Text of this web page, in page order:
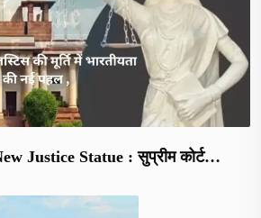
Justice Statue : सुप्रीम कोर्ट…